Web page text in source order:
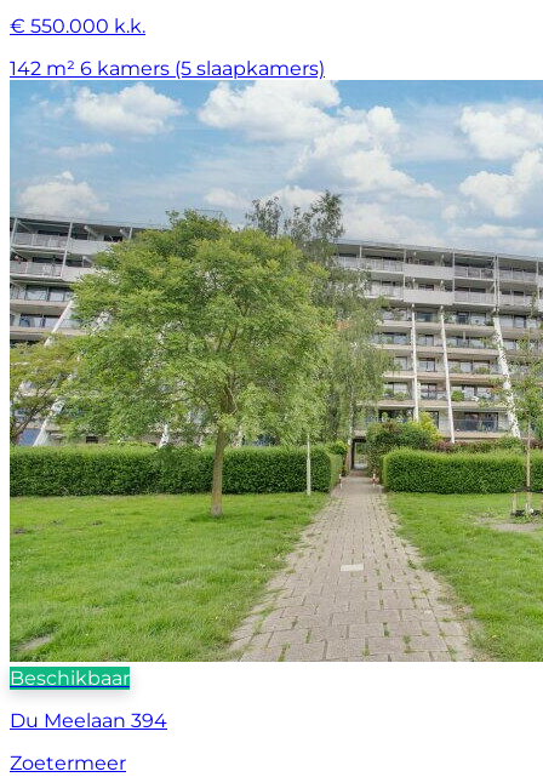
€ 550.000 k.k.
142 m² 6 kamers (5 slaapkamers)
Beschikbaar
Du Meelaan 394
Zoetermeer